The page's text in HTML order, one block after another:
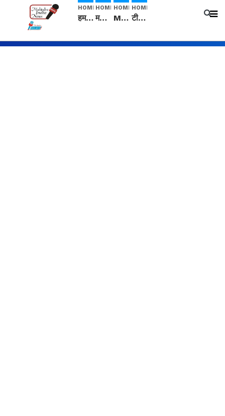
HOME
हम सनातनी..." सांसद kangana Ranaut से क्या बोली लड़की? Viral Jantar-Mantar | CJP protest
HOME
मनीषा हत्याकांड: हत्या, आत्महत्या या कोई बड़ा राज? | Full Story | Josh Haryana
HOME
Mangalsutra: हिंदू धर्म में शादी के बाद मंगलसूत्र क्यों पहनती है महिलाएं, किसने शुरु की ये परंपरा
HOME
टीम बीकेई ने एग्रीकल्चर ग्रेड की यूरिया खाद गट्टों में बदलकर टेक्निकल ग्रेड में बेचने वालों पर करवाई कार्रवाई: लखविंदर सिंह औलख